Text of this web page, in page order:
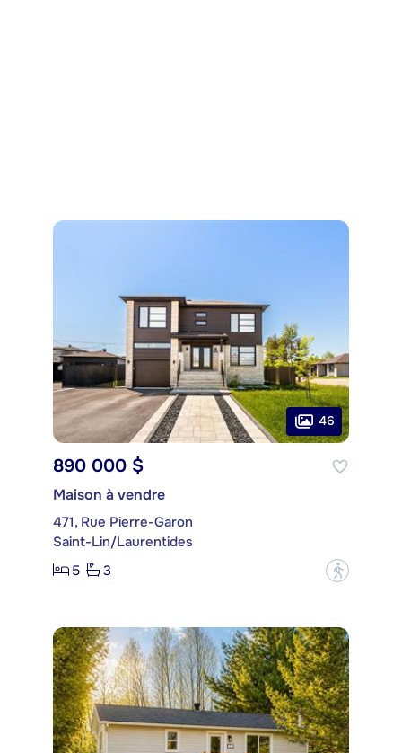
46
890 000 $
Maison à vendre
471, Rue Pierre-Garon
Saint-Lin/Laurentides
5
3 ?